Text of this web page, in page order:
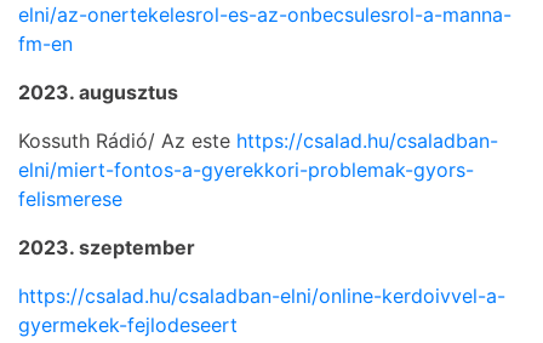
elni/az-onertekelesrol-es-az-onbecsulesrol-a-manna-
fm-en
2023. augusztus
Kossuth Rádió/ Az este https://csalad.hu/csaladban-
elni/miert-fontos-a-gyerekkori-problemak-gyors-
felismerese
2023. szeptember
https://csalad.hu/csaladban-elni/online-kerdoivvel-a-
gyermekek-fejlodeseert